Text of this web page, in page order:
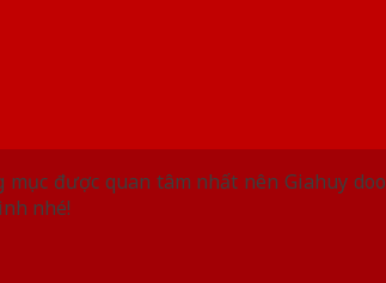
được quan tâm nhất nên Giahuy
nhé!